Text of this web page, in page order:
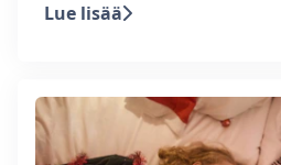
Lue lisää